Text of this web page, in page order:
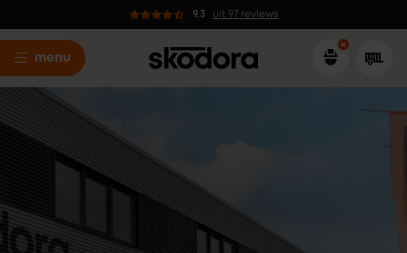
9.3 uit 97 reviews
menu